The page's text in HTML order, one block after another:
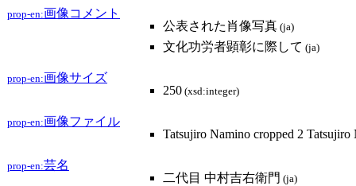
prop-en:画像コメント
公表された肖像写真 (ja)
文化功労者顕彰に際して (ja)
prop-en:画像サイズ
250 (xsd:integer)
prop-en:画像ファイル
Tatsujiro Namino cropped 2 Tatsujiro
prop-en:芸名
二代目 中村吉右衛門 (ja)